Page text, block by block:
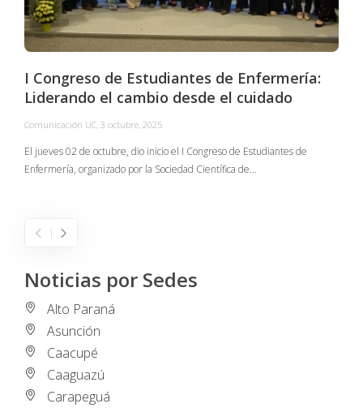
I Congreso de Estudiantes de Enfermería:
Liderando el cambio desde el cuidado
Comunicación UC, 3 octubre, 2025
El jueves 02 de octubre, dio inicio el I Congreso de Estudiantes de
Enfermería, organizado por la Sociedad Científica de…
Noticias por Sedes
Alto Paraná
Asunción
Caacupé
Caaguazú
Carapeguá